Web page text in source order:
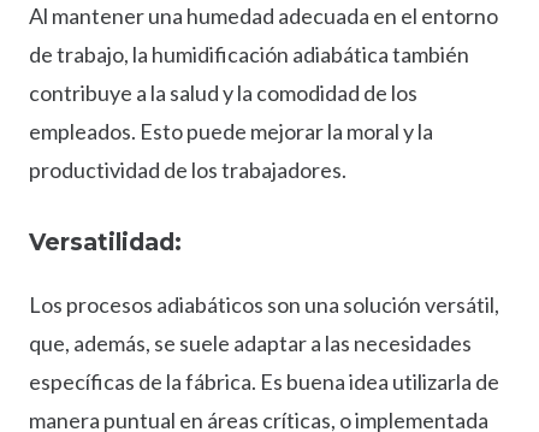
Al mantener una humedad adecuada en el entorno
de trabajo, la humidificación adiabática también
contribuye a la salud y la comodidad de los
empleados. Esto puede mejorar la moral y la
productividad de los trabajadores.
Versatilidad:
Los procesos adiabáticos son una solución versátil,
que, además, se suele adaptar a las necesidades
específicas de la fábrica. Es buena idea utilizarla de
manera puntual en áreas críticas, o implementada